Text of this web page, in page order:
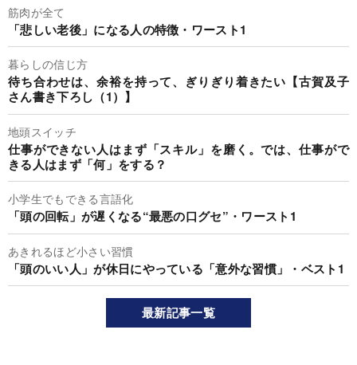
筋肉が全て
「悲しい老後」になる人の特徴・ワースト1
暮らしの信じ方
待ち合わせは、余裕を持って、ぎりぎり着きたい【古賀及子
さん書き下ろし（1）】
地頭スイッチ
仕事ができない人はまず「スキル」を磨く。では、仕事がで
きる人はまず「何」をする？
小学生でもできる言語化
「頭の回転」が遅くなる“最悪の口グセ”・ワースト1
あきれるほど小さい習慣
「頭のいい人」が休日にやっている「意外な習慣」・ベスト1
最新記事一覧